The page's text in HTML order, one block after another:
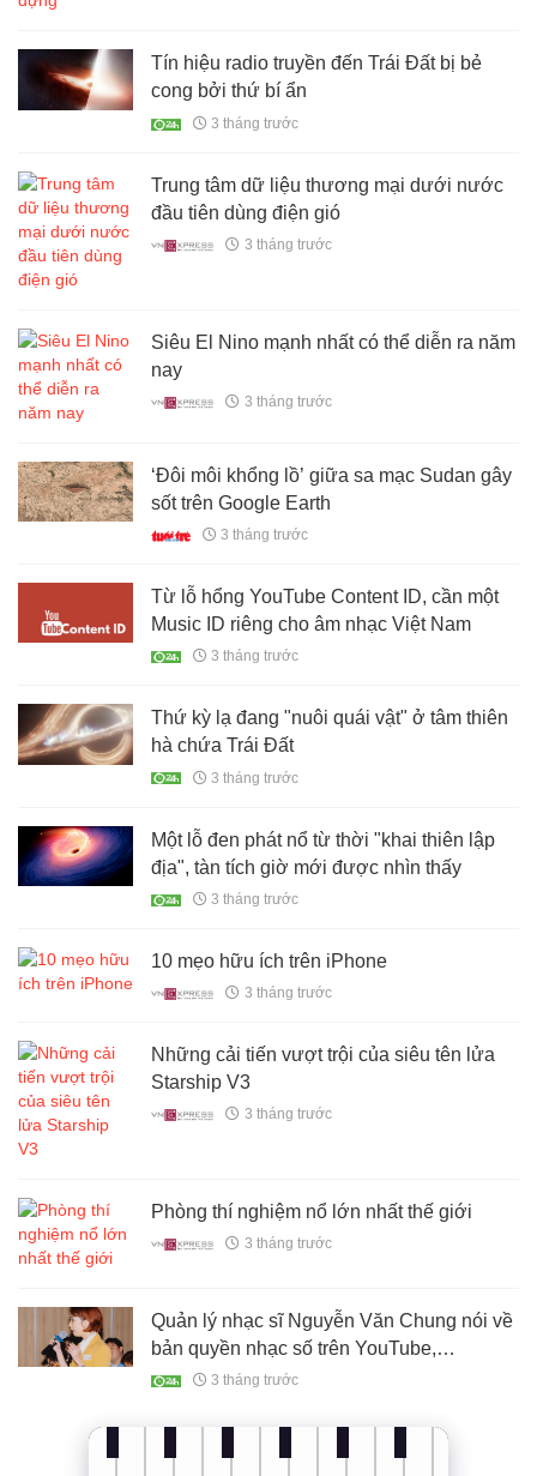
Tín hiệu radio truyền đến Trái Đất bị bẻ
cong bởi thứ bí ẩn
3 tháng trước
Trung tâm dữ liệu thương mại dưới nước
đầu tiên dùng điện gió
3 tháng trước
Siêu El Nino mạnh nhất có thể diễn ra năm
nay
3 tháng trước
‘Đôi môi khổng lồ’ giữa sa mạc Sudan gây
sốt trên Google Earth
3 tháng trước
Từ lỗ hổng YouTube Content ID, cần một
Music ID riêng cho âm nhạc Việt Nam
3 tháng trước
Thứ kỳ lạ đang "nuôi quái vật" ở tâm thiên
hà chứa Trái Đất
3 tháng trước
Một lỗ đen phát nổ từ thời "khai thiên lập
địa", tàn tích giờ mới được nhìn thấy
3 tháng trước
10 mẹo hữu ích trên iPhone
3 tháng trước
Những cải tiến vượt trội của siêu tên lửa
Starship V3
3 tháng trước
Phòng thí nghiệm nổ lớn nhất thế giới
3 tháng trước
Quản lý nhạc sĩ Nguyễn Văn Chung nói về
bản quyền nhạc số trên YouTube,
Facebook, TikTok
3 tháng trước